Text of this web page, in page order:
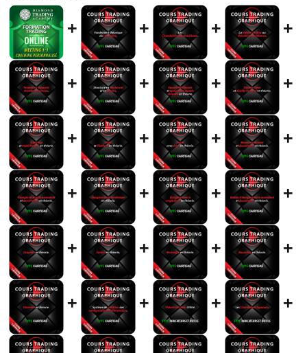
+ + + +
+ + + +
+ + + +
+ + + +
+ + + +
+ + + +